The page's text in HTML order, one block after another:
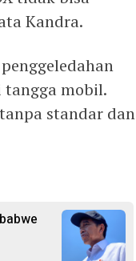
Kandra.
tangga mobil.
standar dan